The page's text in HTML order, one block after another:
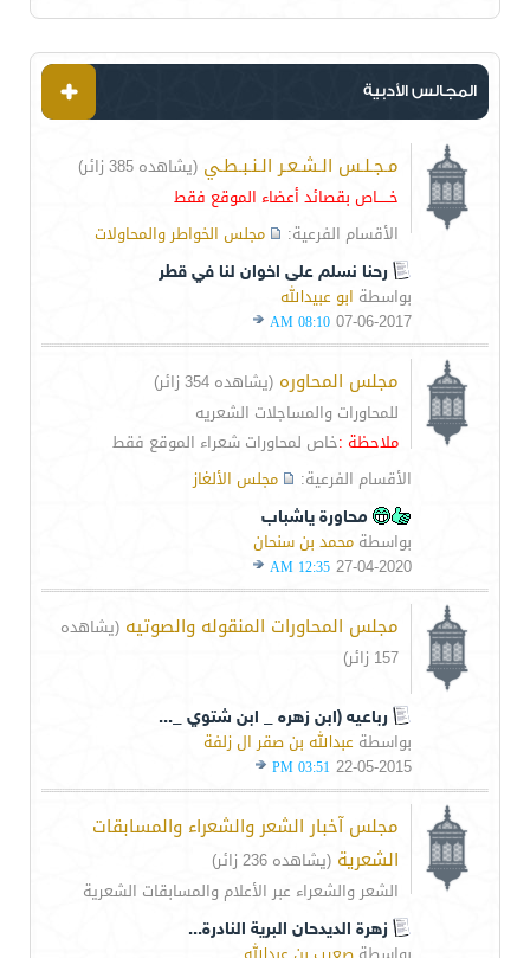
المجالس الأدبية
مـجـلـس الـشـعـر الـنـبـطـي (يشاهده 385 زائر)
خـــــاص بقصائد أعضاء الموقع فقط
الأقسام الفرعية:
مجلس الخواطر والمحاولات
رحنا نسلم على اخوان لنا في قطر
بواسطة ابو عبيدالله
07-06-2017
08:10 AM
مجلس المحاوره (يشاهده 354 زائر)
للمحاورات والمساجلات الشعريه
ملاحظة :خاص لمحاورات شعراء الموقع فقط
الأقسام الفرعية:
مجلس الألغاز
محاورة ياشباب
بواسطة محمد بن سنحان
27-04-2020
12:35 AM
مجلس المحاورات المنقوله والصوتيه (يشاهده
157 زائر)
رباعيه (ابن زهره _ ابن شتوي _...
بواسطة عبدالله بن صقر ال زلفة
22-05-2015
03:51 PM
مجلس آخبار الشعر والشعراء والمسابقات
الشعرية (يشاهده 236 زائر)
الشعر والشعراء عبر الأعلام والمسابقات الشعرية
زهرة الديدحان البرية النادرة...